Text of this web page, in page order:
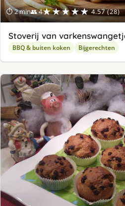
⏱ 2 min👥 4★★★★★ 4.57 (28)
Stoverij van
BBQ & buiten koken Bijgerechten